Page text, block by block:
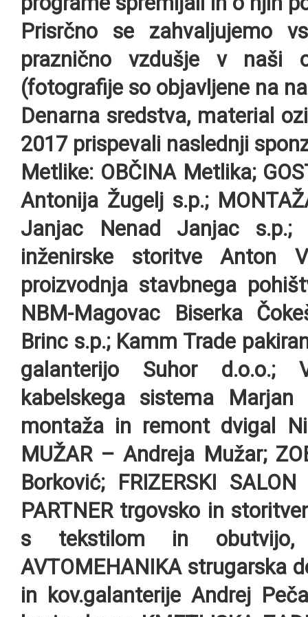
Prisrčno se zahvaljujemo
praznično vzdušje v naši
(fotografije so objavljene na
Denarna sredstva, material
2017 prispevali naslednji
Metlike: OBČINA Metlika;
Antonija Žugelj s.p.;
Janjac Nenad Janjac s.p.;
inženirske storitve Anton
proizvodnja stavbnega
NBM-Magovac Biserka
Brinc s.p.; Kamm Trade
galanterijo Suhor d.o.o.;
kabelskega sistema Marjan
montaža in remont dvigal
MUŽAR – Andreja Mužar;
Borković; FRIZERSKI
PARTNER trgovsko in
s tekstilom in obutvijo,
AVTOMEHANIKA strugarska
in kov.galanterije Andrej